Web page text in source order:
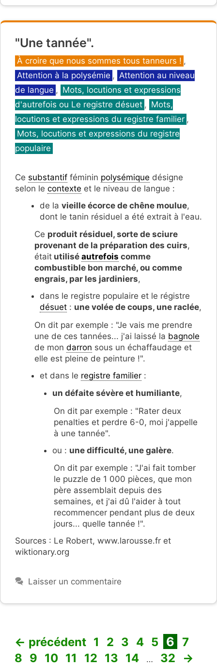
"Une tannée".
Catégories
À croire que nous sommes tous tanneurs ! ,
Attention à la polysémie , Attention au niveau
de langue , Mots, locutions et expressions
d'autrefois ou Le registre désuet , Mots,
locutions et expressions du registre familier ,
Mots, locutions et expressions du registre
populaire
Ce substantif féminin polysémique désigne
selon le contexte et le niveau de langue :
de la vieille écorce de chêne moulue,
dont le tanin résiduel a été extrait à l'eau.
Ce produit résiduel, sorte de sciure
provenant de la préparation des cuirs,
était utilisé autrefois comme
combustible bon marché, ou comme
engrais, par les jardiniers,
dans le registre populaire et le régistre
désuet : une volée de coups, une raclée,
On dit par exemple : "Je vais me prendre
une de ces tannées... j'ai laissé la bagnole
de mon darron sous un échaffaudage et
elle est pleine de peinture !".
et dans le registre familier :
un défaite sévère et humiliante,
On dit par exemple : "Rater deux
penalties et perdre 6-0, moi j'appelle
à une tannée".
ou : une difficulté, une galère.
On dit par exemple : "J'ai fait tomber
le puzzle de 1 000 pièces, que mon
père assemblait depuis des
semaines, et j'ai dû l'aider à tout
recommencer pendant plus de deux
jours... quelle tannée !".
Sources : Le Robert, www.larousse.fr et
wiktionary.org
Laisser un commentaire
← précédent Page
1 Page
2 Page
3 Page
4 Page
5 Page
6 Page
7
8 Page
9 Page
10 Page
11 Page
12 Page
13 Page
14 … Page
32 →